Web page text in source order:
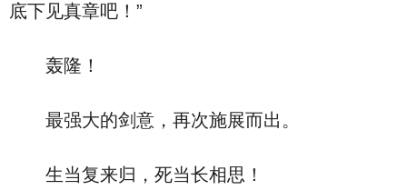
底下见真章吧！”
轰隆！
最强大的剑意，再次施展而出。
生当复来归，死当长相思！